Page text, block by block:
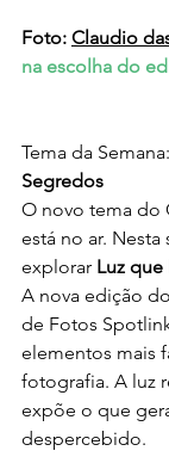
Foto: Claudio
na escolha do
Tema da Semana:
Segredos
O novo tema do
está no ar. Nesta
explorar Luz que
A nova edição
de Fotos
elementos mais
fotografia. A luz
expõe o que
despercebido.